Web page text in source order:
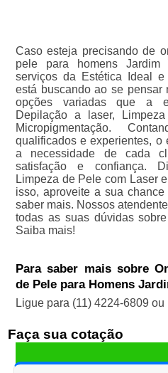
Caso esteja precisando de
pele para homens Jardim
serviços da Estética Ideal
está buscando ao se pensar
opções variadas que a
Depilação a laser,
Micropigmentação.
qualificados e experientes, o
a necessidade de cada
satisfação e confiança.
Limpeza de Pele com Laser
isso, aproveite a sua
saber mais. Nossos
todas as suas dúvidas
Saiba mais!
Para saber mais sobre
de Pele para Homens
Ligue para (11) 4224-6809 ou
Faça sua cotação